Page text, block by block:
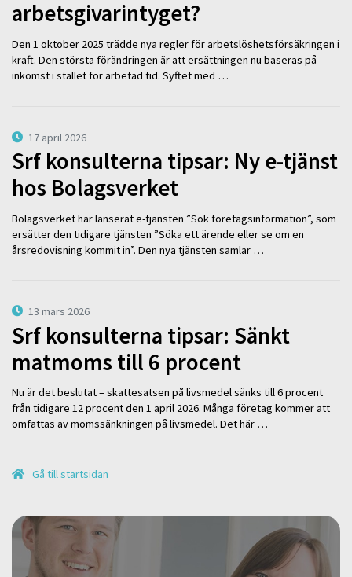
arbetsgivarintyget?
Den 1 oktober 2025 trädde nya regler för arbetslöshetsförsäkringen i
kraft. Den största förändringen är att ersättningen nu baseras på
inkomst i stället för arbetad tid. Syftet med …
17 april 2026
Srf konsulterna tipsar: Ny e-tjänst
hos Bolagsverket
Bolagsverket har lanserat e-tjänsten ”Sök företagsinformation”, som
ersätter den tidigare tjänsten ”Söka ett ärende eller se om en
årsredovisning kommit in”. Den nya tjänsten samlar …
13 mars 2026
Srf konsulterna tipsar: Sänkt
matmoms till 6 procent
Nu är det beslutat – skattesatsen på livsmedel sänks till 6 procent
från tidigare 12 procent den 1 april 2026. Många företag kommer att
omfattas av momssänkningen på livsmedel. Det här …
Gå till startsidan